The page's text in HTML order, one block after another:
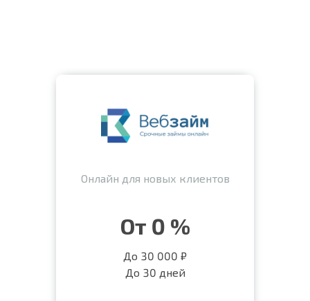
Онлайн для новых клиентов
От 0 %
До 30 000 ₽
До 30 дней